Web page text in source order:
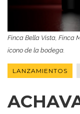
Finca Bella Vista, Finca
ícono de la bodega.
LANZAMIENTOS